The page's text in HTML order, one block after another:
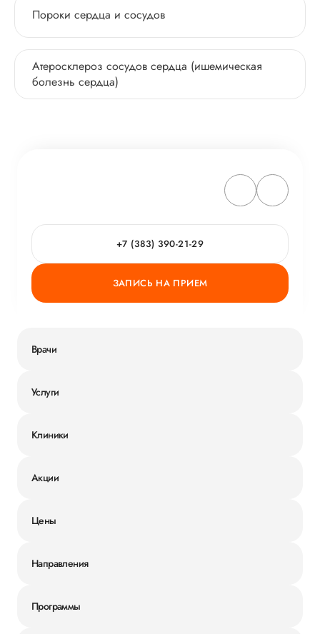
Пороки сердца и сосудов
Атеросклероз сосудов сердца (ишемическая
болезнь сердца)
+7 (383) 390-21-29
ЗАПИСЬ НА ПРИЕМ
Врачи
Услуги
Клиники
Акции
Цены
Направления
Программы